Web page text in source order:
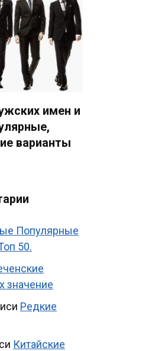
имен и
варианты
Популярные
50.
значение
Редкие
Китайские